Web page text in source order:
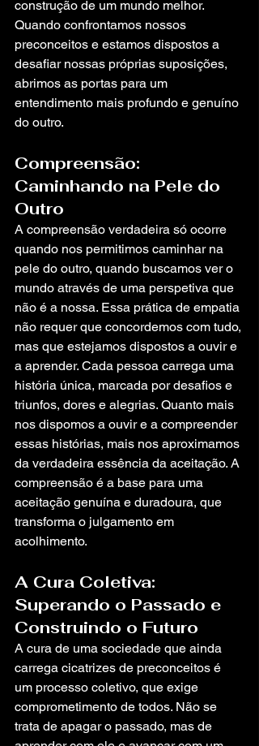
construção de um mundo melhor.
Quando confrontamos nossos
preconceitos e estamos dispostos a
desafiar nossas próprias suposições,
abrimos as portas para um
entendimento mais profundo e genuíno
do outro.
Compreensão:
Caminhando na Pele do
Outro
A compreensão verdadeira só ocorre
quando nos permitimos caminhar na
pele do outro, quando buscamos ver o
mundo através de uma perspetiva que
não é a nossa. Essa prática de empatia
não requer que concordemos com tudo,
mas que estejamos dispostos a ouvir e
a aprender. Cada pessoa carrega uma
história única, marcada por desafios e
triunfos, dores e alegrias. Quanto mais
nos dispomos a ouvir e a compreender
essas histórias, mais nos aproximamos
da verdadeira essência da aceitação. A
compreensão é a base para uma
aceitação genuína e duradoura, que
transforma o julgamento em
acolhimento.
A Cura Coletiva:
Superando o Passado e
Construindo o Futuro
A cura de uma sociedade que ainda
carrega cicatrizes de preconceitos é
um processo coletivo, que exige
comprometimento de todos. Não se
trata de apagar o passado, mas de